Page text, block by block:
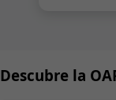
Descubre la